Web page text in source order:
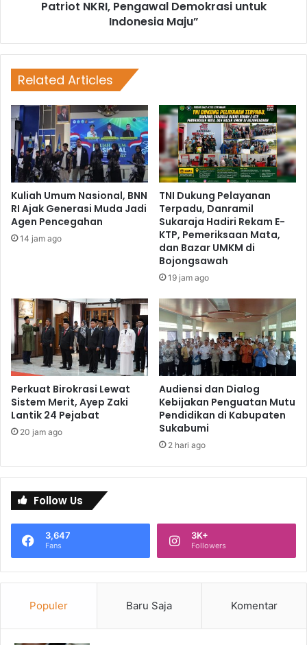
Patriot NKRI, Pengawal Demokrasi untuk
Indonesia Maju”
Related Articles
Kuliah Umum Nasional, BNN
RI Ajak Generasi Muda Jadi
Agen Pencegahan
14 jam ago
TNI Dukung Pelayanan
Terpadu, Danramil
Sukaraja Hadiri Rekam E-
KTP, Pemeriksaan Mata,
dan Bazar UMKM di
Bojongsawah
19 jam ago
Perkuat Birokrasi Lewat
Sistem Merit, Ayep Zaki
Lantik 24 Pejabat
20 jam ago
Audiensi dan Dialog
Kebijakan Penguatan Mutu
Pendidikan di Kabupaten
Sukabumi
2 hari ago
Follow Us
3,647
Fans
3K+
Followers
Populer Baru Saja Komentar